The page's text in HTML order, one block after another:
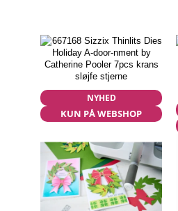
NYHED
KUN PÅ WEBSHOP